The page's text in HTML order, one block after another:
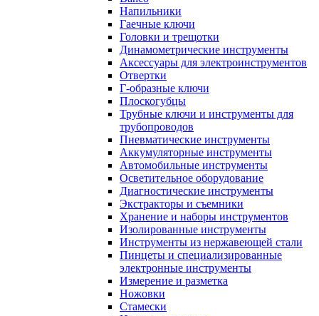
Напильники
Гаечные ключи
Головки и трещотки
Динамометрические инструменты
Аксессуары для электроинструментов
Отвертки
Г-образные ключи
Плоскогубцы
Трубные ключи и инструменты для
трубопроводов
Пневматические инструменты
Аккумуляторные инструменты
Автомобильные инструменты
Осветительное оборудование
Диагностические инструменты
Экстракторы и съемники
Хранение и наборы инструментов
Изолированные инструменты
Инструменты из нержавеющей стали
Пинцеты и специализированные
электронные инструменты
Измерение и разметка
Ножовки
Стамески